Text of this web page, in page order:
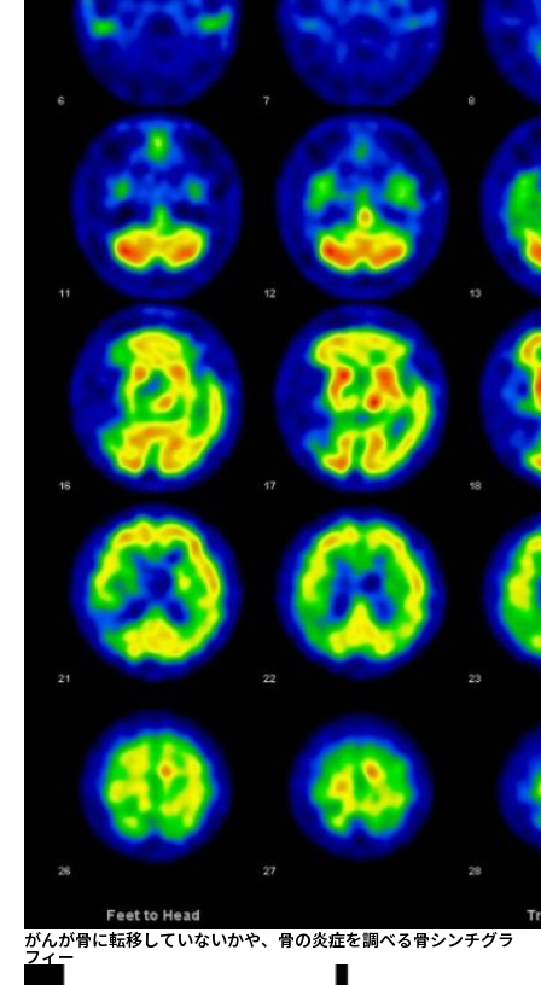
がんが骨に転移していないかや、骨の炎症を調べる骨シンチグラ
フィー